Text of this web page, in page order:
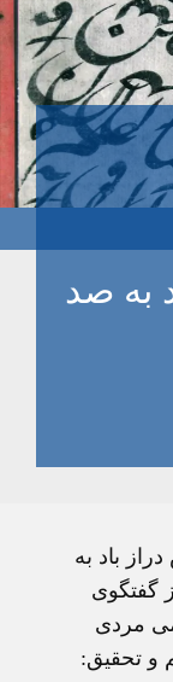
به صد
باد به
گفتگوی
مردی
و تحقيق: